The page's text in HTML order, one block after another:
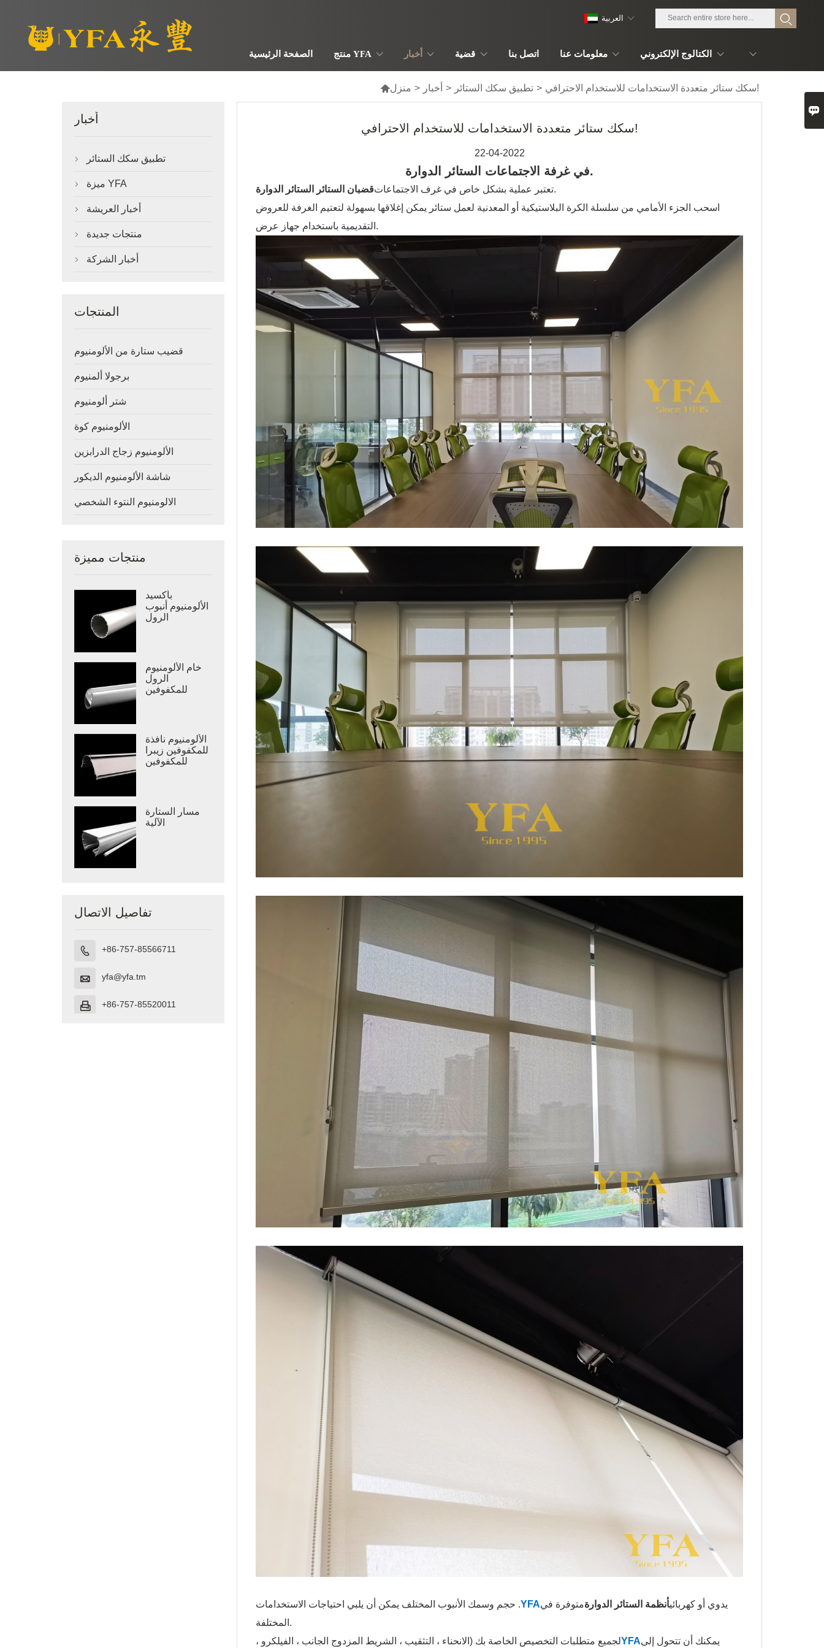
الصفحة الرئيسية منتج YFA أخبار قضية اتصل بنا معلومات عنا الكتالوج الإلكتروني
العربية
منزل > أخبار > تطبيق سكك الستائر > سكك ستائر متعددة الاستخدامات للاستخدام الاحترافي!
أخبار
 تطبيق سكك الستائر
 ميزة YFA
 أخبار العريشة
 منتجات جديدة
 أخبار الشركة
المنتجات
قضيب ستارة من الألومنيوم
برجولا ألمنيوم
شتر ألومنيوم
الألومنيوم كوة
الألومنيوم زجاج الدرابزين
شاشة الألومنيوم الديكور
الالومنيوم النتوء الشخصي
منتجات مميزة
بأكسيد
الألومنيوم أنبوب
الرول
خام الألومنيوم
الرول
للمكفوفين
الألومنيوم نافذة
للمكفوفين زيبرا
للمكفوفين
مسار الستارة
الآلية
تفاصيل الاتصال
 +86-757-85566711
 yfa@yfa.tm
 +86-757-85520011
سكك ستائر متعددة الاستخدامات للاستخدام الاحترافي!
22-04-2022
الستائر الدوارة في غرفة الاجتماعات.
قضبان الستائر الستائر الدوارة
تعتبر عملية بشكل خاص في غرف الاجتماعات.
اسحب الجزء الأمامي من سلسلة الكرة البلاستيكية أو المعدنية لعمل ستائر يمكن إغلاقها بسهولة لتعتيم الغرفة للعروض
التقديمية باستخدام جهاز عرض.
يدوي أو كهربائيأنظمة الستائر الدوارةمتوفرة فيYFA. حجم وسمك الأنبوب المختلف يمكن أن يلبي احتياجات الاستخدامات
المختلفة.
يمكنك أن تتحول إلىYFAلجميع متطلبات التخصيص الخاصة بك (الانحناء ، التثقيب ، الشريط المزدوج الجانب ، الفيلكرو ،
